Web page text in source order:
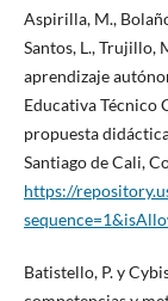
Aspirilla, M.,
Santos, L., Trujillo,
aprendizaje
Educativa Técnico
propuesta
Santiago de Cali,
https://
Batistello, P. y